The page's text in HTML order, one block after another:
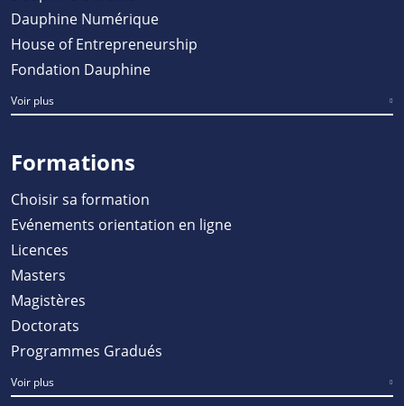
Dauphine Numérique
House of Entrepreneurship
Fondation Dauphine
Voir plus
Formations
Choisir sa formation
Evénements orientation en ligne
Licences
Masters
Magistères
Doctorats
Programmes Gradués
Voir plus